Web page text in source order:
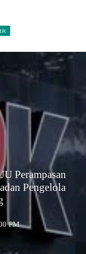
Perampasan
Pengelola
PM